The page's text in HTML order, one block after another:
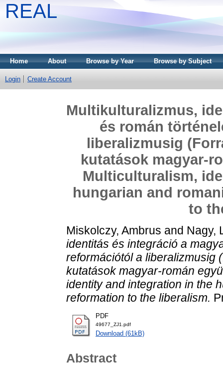
REAL
Home About Browse by Year Browse by Subject
Login Create Account
Multikulturalizmus,
és román
liberalizmusig
kutatások magyar-
Multiculturalism,
hungarian and
to
Miskolczy, Ambrus and Nagy,
identitás és integráció a
reformációtól a liberalizmusig
kutatások magyar-román
identity and integration in the
reformation to the liberalism.
PDF
49677_ZJ1.pdf
Download (61kB)
Abstract